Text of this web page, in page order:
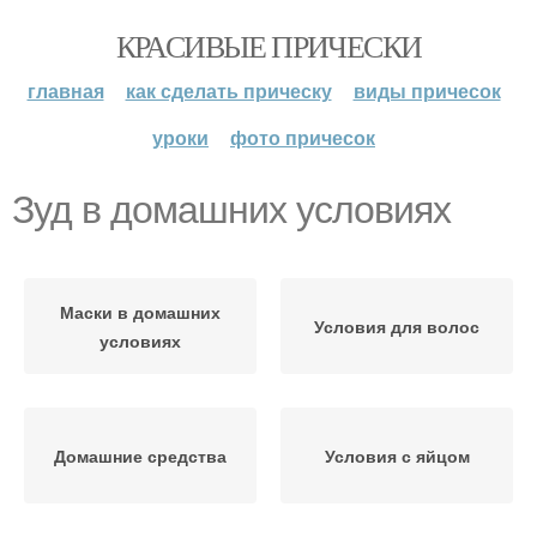
КРАСИВЫЕ ПРИЧЕСКИ
главная как сделать прическу
виды причесок
уроки
фото причесок
Зуд в домашних условиях
Маски в домашних
условиях
Условия для волос
Домашние средства Условия с яйцом